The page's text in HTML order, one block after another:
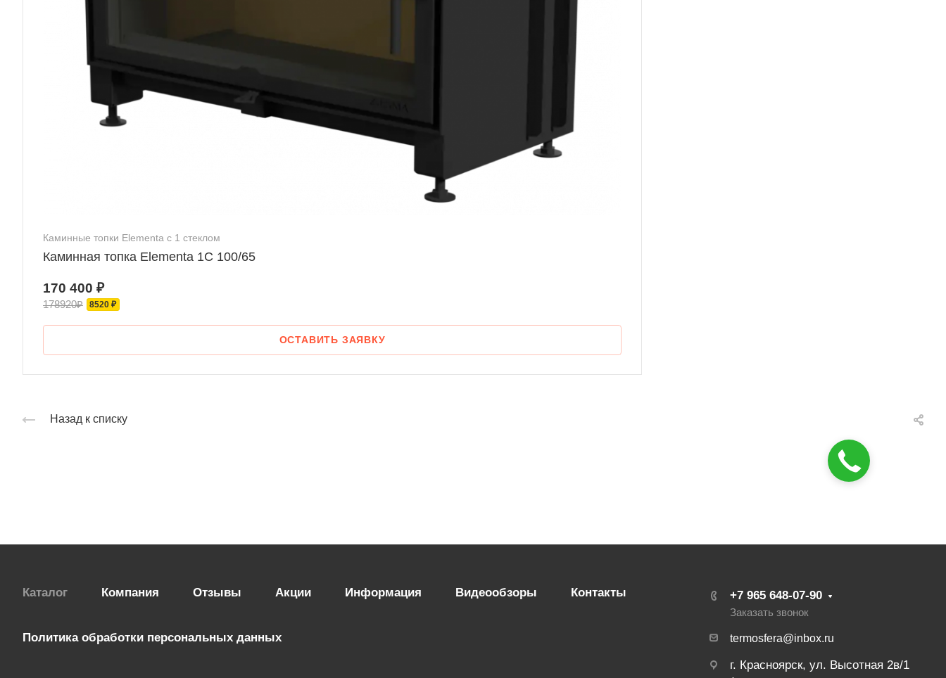
Каминные топки Elementa с 1 стеклом
Каминная топка Elementa 1С 100/65
170 400 ₽
178920₽ 8520 ₽
ОСТАВИТЬ ЗАЯВКУ
Назад к списку
Каталог Компания Отзывы Акции Информация Видеообзоры Контакты
Политика обработки персональных данных
+7 965 648‑07‑90
Заказать звонок
termosfera@inbox.ru
г. Красноярск, ул. Высотная 2в/1